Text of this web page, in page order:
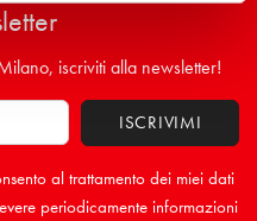
iscriviti alla newsletter!
al trattamento dei miei dati
periodicamente informazioni